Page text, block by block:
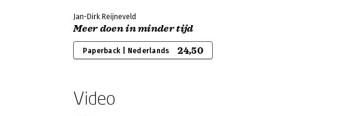
Jan-Dirk Reijneveld
Meer doen in minder tijd
Paperback | Nederlands 24,50
Video